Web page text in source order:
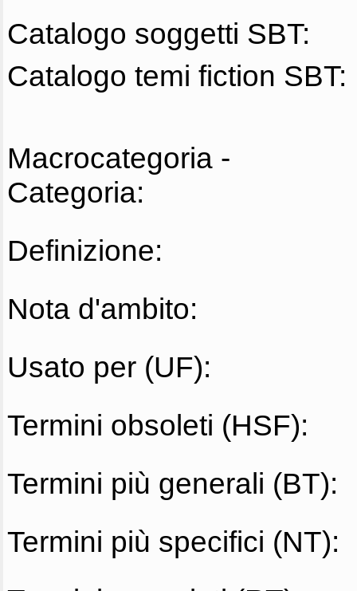
Catalogo soggetti SBT:
Catalogo temi fiction SBT:
Macrocategoria -
Categoria:
Definizione:
Nota d'ambito:
Usato per (UF):
Termini obsoleti (HSF):
Termini più generali (BT):
Termini più specifici (NT):